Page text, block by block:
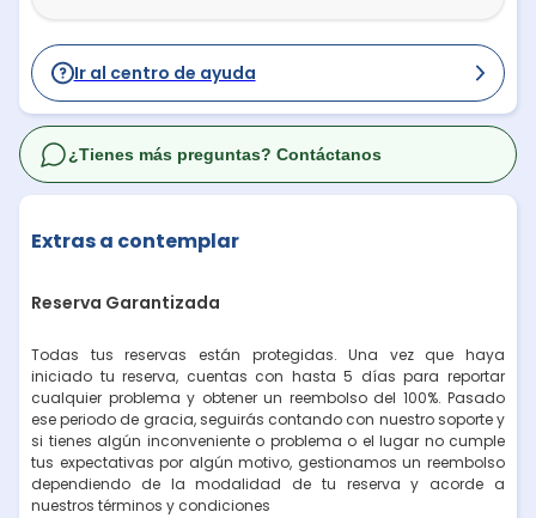
Ir al centro de ayuda
Extras a contemplar
Reserva Garantizada
Todas tus reservas están protegidas. Una vez que haya
iniciado tu reserva, cuentas con hasta 5 días para reportar
cualquier problema y obtener un reembolso del 100%. Pasado
ese periodo de gracia, seguirás contando con nuestro soporte y
si tienes algún inconveniente o problema o el lugar no cumple
tus expectativas por algún motivo, gestionamos un reembolso
dependiendo de la modalidad de tu reserva y acorde a
nuestros términos y condiciones
¿Tienes más preguntas? Contáctanos